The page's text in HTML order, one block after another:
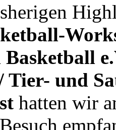
Tier- und
hatten wir